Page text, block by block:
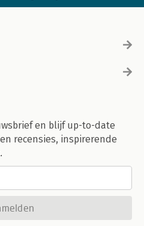
en blijf up-to-date
recensies, inspirerende